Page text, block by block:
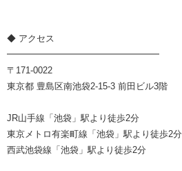
◆ アクセス
━━━━━━━━━━━━━━━━━
〒171-0022
東京都 豊島区南池袋2-15-3 前田ビル3階
JR山手線「池袋」駅より徒歩2分
東京メトロ有楽町線「池袋」駅より徒歩2分
西武池袋線「池袋」駅より徒歩2分